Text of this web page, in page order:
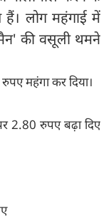
लोग महंगाई में
की वसूली थमने
महंगा कर दिया।
2.80 रुपए बढ़ा दिए